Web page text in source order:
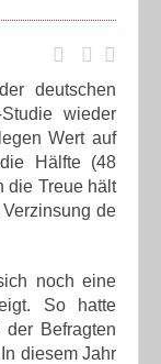
deutschen
wieder
Wert auf
Hälfte (48
die Treue hält
de
noch eine
So hatte
Befragten
diesem Jahr